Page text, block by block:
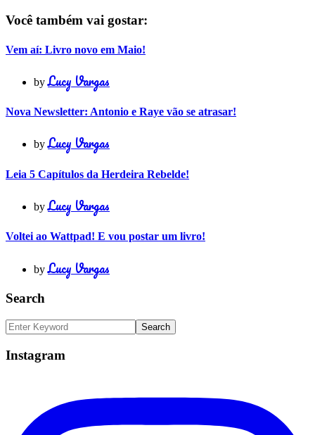
Você também vai gostar:
Vem aí: Livro novo em Maio!
byLucy Vargas
Nova Newsletter: Antonio e Raye vão se atrasar!
byLucy Vargas
Leia 5 Capítulos da Herdeira Rebelde!
byLucy Vargas
Voltei ao Wattpad! E vou postar um livro!
byLucy Vargas
Search
Instagram